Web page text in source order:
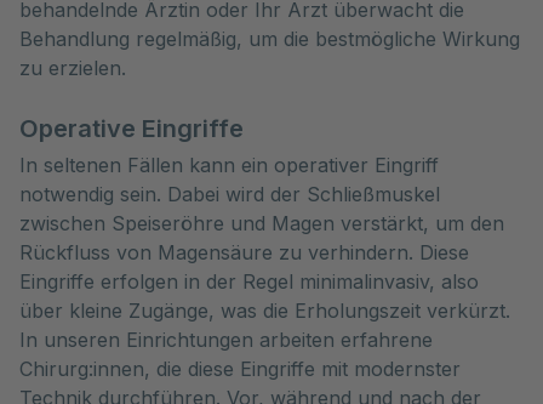
behandelnde Ärztin oder Ihr Arzt überwacht die
Behandlung regelmäßig, um die bestmögliche Wirkung
zu erzielen.
Operative Eingriffe
In seltenen Fällen kann ein operativer Eingriff
notwendig sein. Dabei wird der Schließmuskel
zwischen Speiseröhre und Magen verstärkt, um den
Rückfluss von Magensäure zu verhindern. Diese
Eingriffe erfolgen in der Regel minimalinvasiv, also
über kleine Zugänge, was die Erholungszeit verkürzt.
In unseren Einrichtungen arbeiten erfahrene
Chirurg:innen, die diese Eingriffe mit modernster
Technik durchführen. Vor, während und nach der